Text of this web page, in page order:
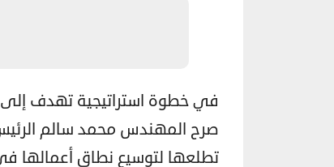
في خطوة استراتيجية تهدف إلى
صرح المهندس محمد سالم الرئيس
تطلعها لتوسيع نطاق أعمالها